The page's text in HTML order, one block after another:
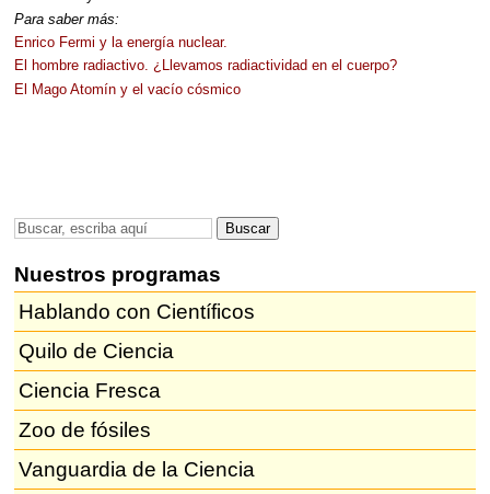
Para saber más:
Enrico Fermi y la energía nuclear.
El hombre radiactivo. ¿Llevamos radiactividad en el cuerpo?
El Mago Atomín y el vacío cósmico
Nuestros programas
Hablando con Científicos
Quilo de Ciencia
Ciencia Fresca
Zoo de fósiles
Vanguardia de la Ciencia